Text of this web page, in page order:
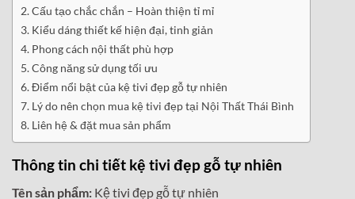
Cấu tạo chắc chắn – Hoàn thiện tỉ mỉ
Kiểu dáng thiết kế hiện đại, tinh giản
Phong cách nội thất phù hợp
Công năng sử dụng tối ưu
Điểm nổi bật của kệ tivi đẹp gỗ tự nhiên
Lý do nên chọn mua kệ tivi đẹp tại Nội Thất Thái Bình
Liên hệ & đặt mua sản phẩm
Thông tin chi tiết kệ tivi đẹp gỗ tự nhiên
Tên sản phẩm: Kệ tivi đẹp gỗ tự nhiên